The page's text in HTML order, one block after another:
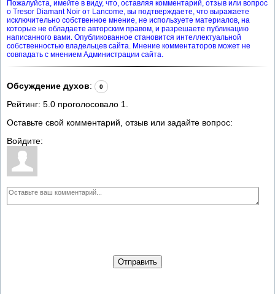
Пожалуйста, имейте в виду, что, оставляя комментарий, отзыв или вопрос
о Tresor Diamant Noir от Lancome, вы подтверждаете, что выражаете
исключительно собственное мнение, не используете материалов, на
которые не обладаете авторским правом, и разрешаете публикацию
написанного вами. Опубликованное становится интеллектуальной
собственностью владельцев сайта. Мнение комментаторов может не
совпадать с мнением Администрации сайта.
Обсуждение духов: 0
Рейтинг: 5.0 проголосовало 1
Оставьте свой комментарий, отзыв или задайте вопрос:
Войдите:
Отправить